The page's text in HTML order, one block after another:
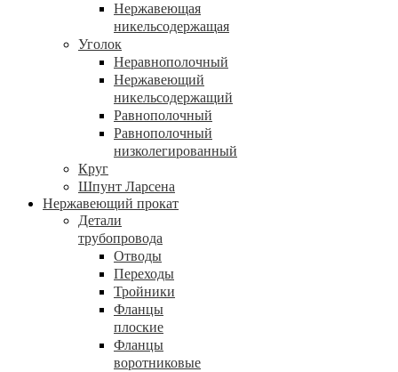
Нержавеющая
никельсодержащая
Уголок
Неравнополочный
Нержавеющий
никельсодержащий
Равнополочный
Равнополочный
низколегированный
Круг
Шпунт Ларсена
Нержавеющий прокат
Детали
трубопровода
Отводы
Переходы
Тройники
Фланцы
плоские
Фланцы
воротниковые